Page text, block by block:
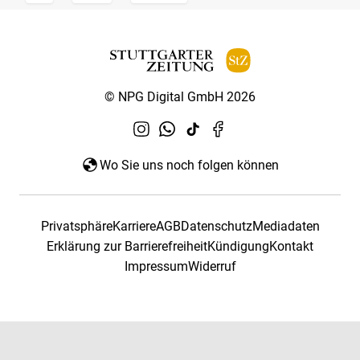
© NPG Digital GmbH 2026
Wo Sie uns noch folgen können
PrivatsphäreKarriereAGBDatenschutzMediadaten
Erklärung zur BarrierefreiheitKündigungKontakt
ImpressumWiderruf